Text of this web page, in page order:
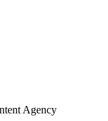
Agency